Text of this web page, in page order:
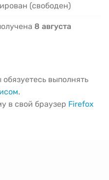
(свободен)
8 августа
выполнять
.
в свой браузер Firefox